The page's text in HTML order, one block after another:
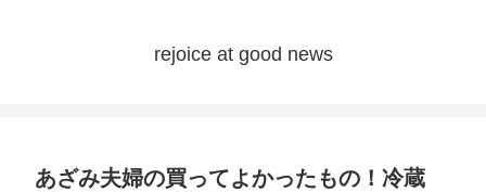
rejoice at good news
あざみ夫婦の買ってよかったもの！冷蔵